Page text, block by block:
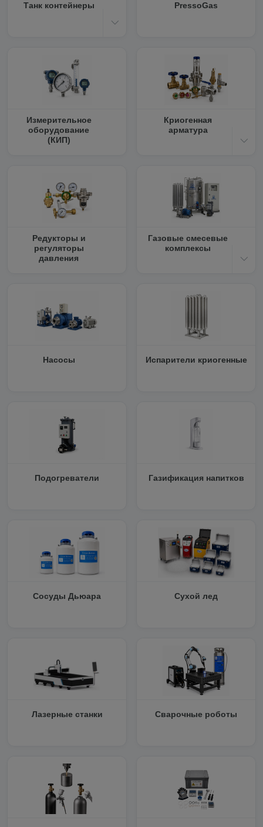
Танк контейнеры PressoGas
Измерительное
оборудование
(КИП)
Криогенная
арматура
Редукторы и
регуляторы
давления
Газовые смесевые
комплексы
Насосы Испарители криогенные
Подогреватели Газификация напитков
Сосуды Дьюара Сухой лед
Лазерные станки Сварочные роботы